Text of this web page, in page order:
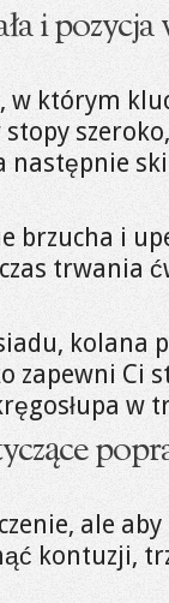
i
w którym
następnie
brzucha i
trwania
kolana
zapewni Ci
w
ale aby
kontuzji,